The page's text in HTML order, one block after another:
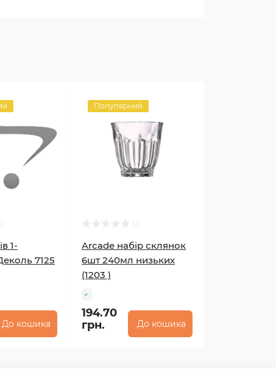
1-
7125
До кошика
Популярний
Arcade набір склянок
6шт 240мл низьких
(1203 )
194.70
грн.
До кошика